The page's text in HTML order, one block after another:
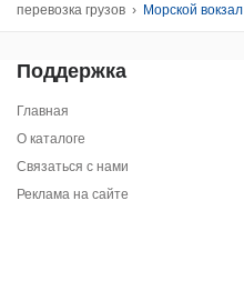
перевозка грузов › Морской вокзал
Поддержка
Главная
О каталоге
Связаться с нами
Реклама на сайте